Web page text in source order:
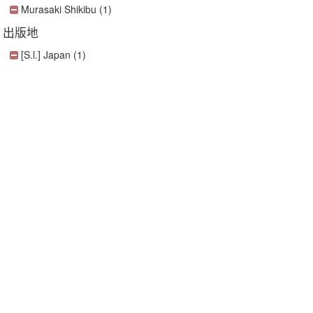
Murasaki Shikibu (1)
出版地
[S.l.] Japan (1)